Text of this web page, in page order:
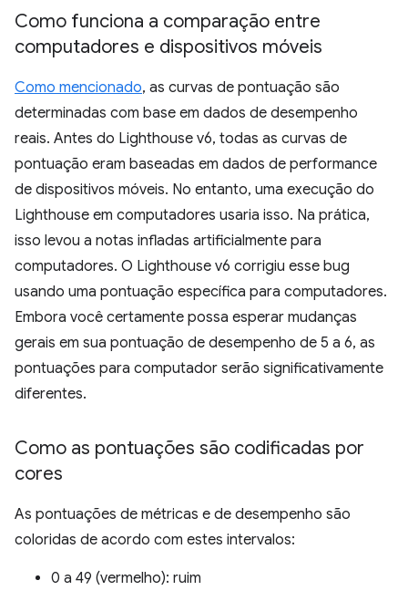
Como funciona a comparação entre
computadores e dispositivos móveis
Como mencionado, as curvas de pontuação são
determinadas com base em dados de desempenho
reais. Antes do Lighthouse v6, todas as curvas de
pontuação eram baseadas em dados de performance
de dispositivos móveis. No entanto, uma execução do
Lighthouse em computadores usaria isso. Na prática,
isso levou a notas infladas artificialmente para
computadores. O Lighthouse v6 corrigiu esse bug
usando uma pontuação específica para computadores.
Embora você certamente possa esperar mudanças
gerais em sua pontuação de desempenho de 5 a 6, as
pontuações para computador serão significativamente
diferentes.
Como as pontuações são codificadas por
cores
As pontuações de métricas e de desempenho são
coloridas de acordo com estes intervalos:
0 a 49 (vermelho): ruim